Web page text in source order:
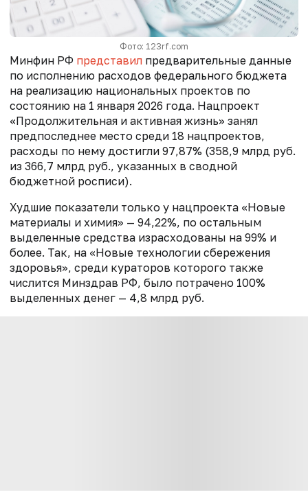
Фото: 123rf.com
Минфин РФ представил предварительные данные
по исполнению расходов федерального бюджета
на реализацию национальных проектов по
состоянию на 1 января 2026 года. Нацпроект
«Продолжительная и активная жизнь» занял
предпоследнее место среди 18 нацпроектов,
расходы по нему достигли 97,87% (358,9 млрд руб.
из 366,7 млрд руб., указанных в сводной
бюджетной росписи).
Худшие показатели только у нацпроекта «Новые
материалы и химия» — 94,22%, по остальным
выделенные средства израсходованы на 99% и
более. Так, на «Новые технологии сбережения
здоровья», среди кураторов которого также
числится Минздрав РФ, было потрачено 100%
выделенных денег — 4,8 млрд руб.